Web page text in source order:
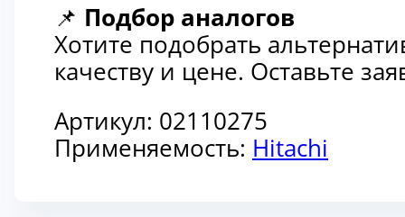
📌 Подбор аналогов
Хотите подобрать
качеству и цене. Оставьте
Артикул: 02110275
Применяемость: Hitachi